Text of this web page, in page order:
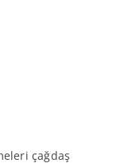
çağdaş